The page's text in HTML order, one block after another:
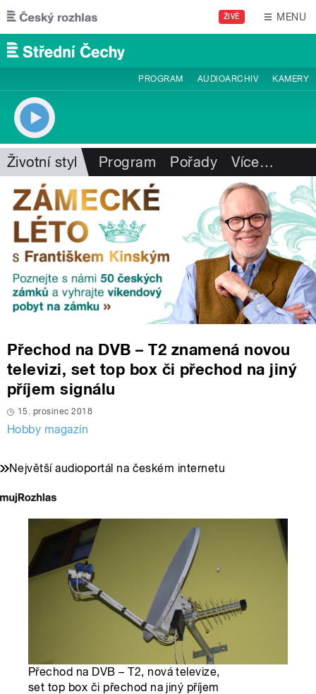
Přejít k hlavnímu obsahu
ŽIVĚ MENU
PROGRAM AUDIOARCHIV KAMERY
Životní styl Program Pořady Více…
Přechod na DVB – T2 znamená novou
televizi, set top box či přechod na jiný
příjem signálu
15. prosinec 2018
Hobby magazín
Největší audioportál na českém internetu
Přechod na DVB – T2, nová televize,
set top box či přechod na jiný příjem